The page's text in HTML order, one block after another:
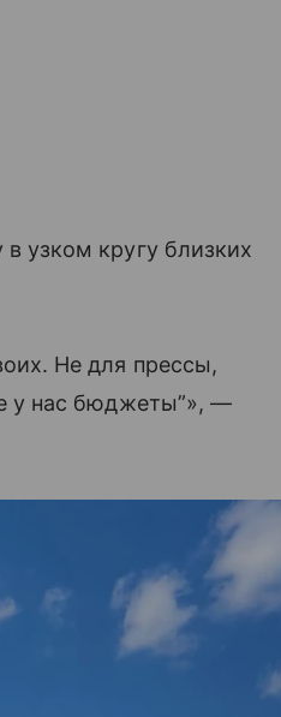
узком кругу близких
Не для прессы,
у нас бюджеты”», —